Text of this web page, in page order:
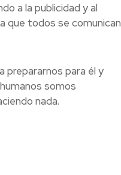
a la publicidad y al
que todos se comunican
prepararnos para él y
somos
nada.